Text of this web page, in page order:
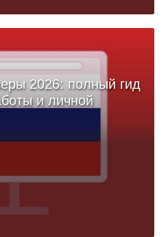
2026: полный гид
и личной